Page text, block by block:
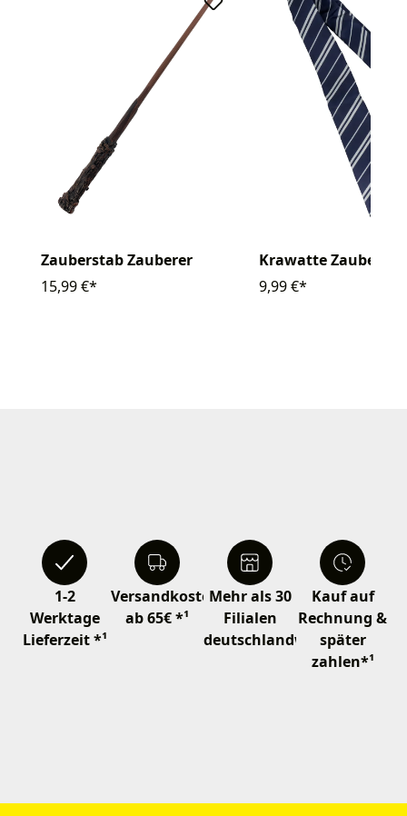
Zauberstab Zauberer
15,99 €*
Krawatte Zauberer
9,99 €*
1-2
Werktage
Lieferzeit *¹
Versandkostenfrei
ab 65€ *¹
Mehr als 30
Filialen
deutschlandweit
Kauf auf
Rechnung &
später
zahlen*¹